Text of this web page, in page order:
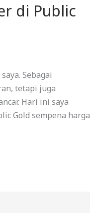
di Public
Sebagai
tetapi juga
Hari ini saya
Gold sempena harga